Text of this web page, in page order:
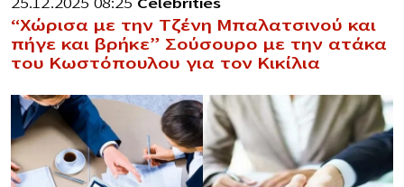
25.12.2025 08:25 Celebrities
“Χώρισα με την Τζένη Μπαλατσινού και
πήγε και βρήκε” Σούσουρο με την ατάκα
του Κωστόπουλου για τον Κικίλια